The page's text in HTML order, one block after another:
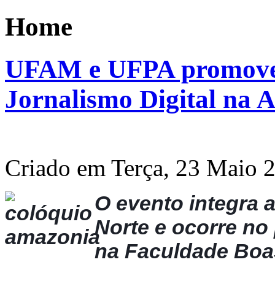
Home
UFAM e UFPA
Jornalismo Digital na
Criado em Terça, 23 Maio
O evento integra
Norte e ocorre no
na Faculdade